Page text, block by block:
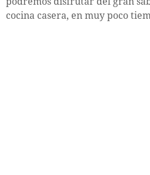
cocina casera, en muy poco